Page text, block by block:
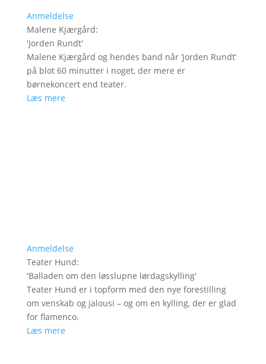
Anmeldelse
Malene Kjærgård:
'Jorden Rundt'
Malene Kjærgård og hendes band når ’Jorden Rundt’
på blot 60 minutter i noget, der mere er
børnekoncert end teater.
Læs mere
Anmeldelse
Teater Hund:
'Balladen om den løsslupne lørdagskylling'
Teater Hund er i topform med den nye forestilling
om venskab og jalousi – og om en kylling, der er glad
for flamenco.
Læs mere